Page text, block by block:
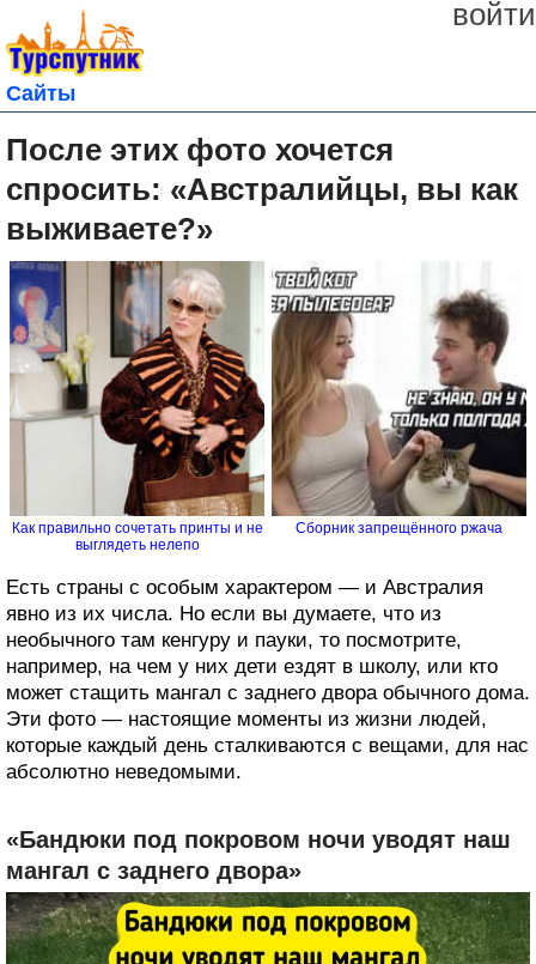
войти
Сайты
После этих фото хочется
спросить: «Австралийцы, вы как
выживаете?»
Как правильно сочетать принты и не
выглядеть нелепо
Сборник запрещённого ржача
Есть страны с особым характером — и Австралия
явно из их числа. Но если вы думаете, что из
необычного там кенгуру и пауки, то посмотрите,
например, на чем у них дети ездят в школу, или кто
может стащить мангал с заднего двора обычного дома.
Эти фото — настоящие моменты из жизни людей,
которые каждый день сталкиваются с вещами, для нас
абсолютно неведомыми.
«Бандюки⁠⁠ под покровом ночи уводят наш
мангал с заднего двора»